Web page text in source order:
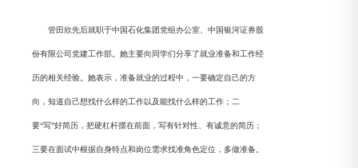
管田欣先后就职于中国石化集团党组办公室、中国银河证券股
份有限公司党建工作部。她主要向同学们分享了就业准备和工作经
历的相关经验。她表示，准备就业的过程中，一要确定自己的方
向，知道自己想找什么样的工作以及能找什么样的工作；二
要“写”好简历，把硬杠杆摆在前面，写有针对性、有诚意的简历；
三要在面试中根据自身特点和岗位需求找准角色定位，多做准备。